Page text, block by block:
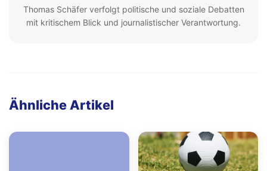
Thomas Schäfer verfolgt politische und soziale Debatten
mit kritischem Blick und journalistischer Verantwortung.
Ähnliche Artikel